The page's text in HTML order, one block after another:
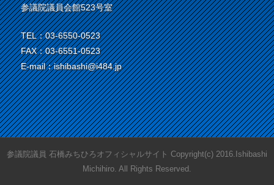
参議院議員会館523号室
TEL：03-6550-0523
FAX：03-6551-0523
E-mail：ishibashi@i484.jp
参議院議員 石橋みちひろオフィシャルサイト Copyright(c) 2016.Ishibashi
Michihiro. All Rights Reserved.